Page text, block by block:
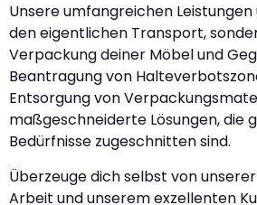
Unsere umfangreichen
den eigentlichen Transport,
Verpackung deiner Möbel und
Beantragung von
Entsorgung von
maßgeschneiderte Lösungen, die
Bedürfnisse zugeschnitten sind.
Überzeuge dich selbst von
Arbeit und unserem exzellenten